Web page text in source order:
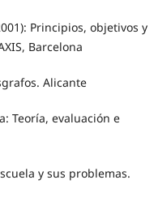
Principios, objetivos y
Barcelona
Alicante
Teoría, evaluación e
y sus problemas.